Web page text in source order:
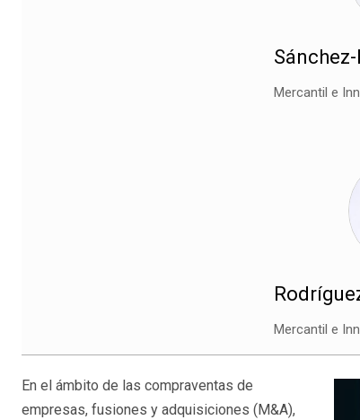
Mercantil e
Mercantil e
En el ámbito de las compraventas de
empresas, fusiones y adquisiciones (M&A),